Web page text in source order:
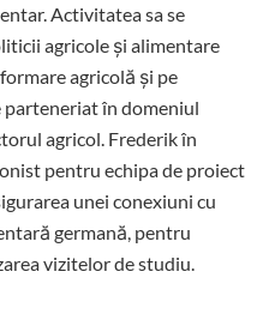
Activitatea sa se
agricole și alimentare
agricolă și pe
în domeniul
agricol. Frederik în
pentru echipa de proiect
unei conexiuni cu
germană, pentru
vizitelor de studiu.